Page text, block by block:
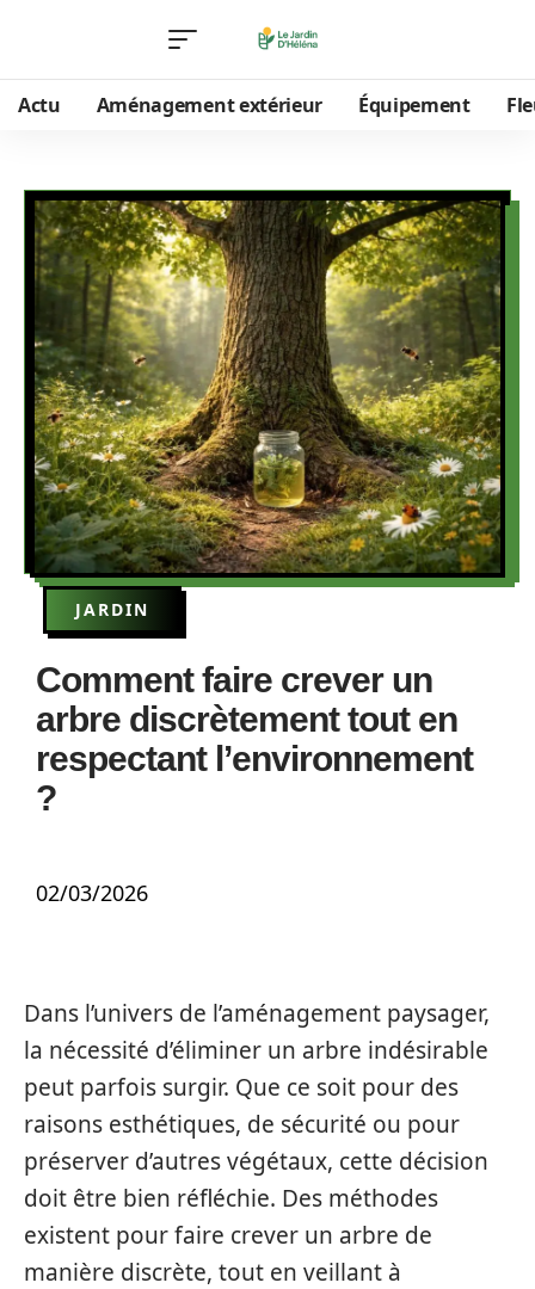
Actu Aménagement extérieur Équipement
JARDIN
Comment faire crever un
arbre discrètement tout en
respectant l’environnement
?
02/03/2026
Dans l’univers de l’aménagement paysager,
la nécessité d’éliminer un arbre indésirable
peut parfois surgir. Que ce soit pour des
raisons esthétiques, de sécurité ou pour
préserver d’autres végétaux, cette décision
doit être bien réfléchie. Des méthodes
existent pour faire crever un arbre de
manière discrète, tout en veillant à